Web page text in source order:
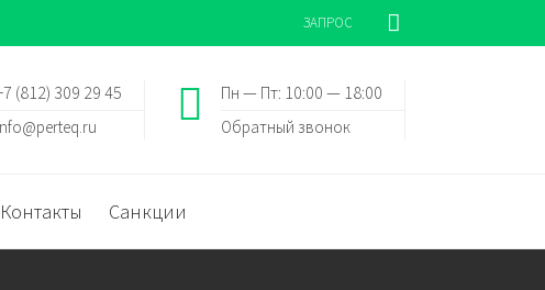
ЗАПРОС
Пн — Пт: 10:00 — 18:00
Обратный звонок
(812) 309 29 45
Контакты Санкции